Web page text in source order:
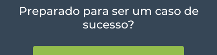
Preparado para ser um caso de
sucesso?